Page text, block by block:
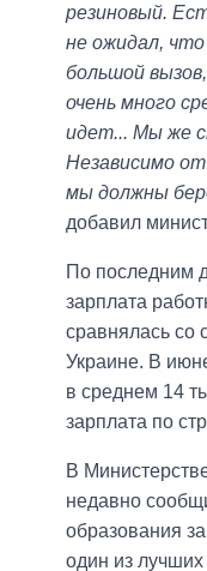
резиновый.
не ожидал,
большой
очень много
идет... Мы же
Независимо
мы должны
добавил
По последним
зарплата
сравнялась со
Украине. В
в среднем 14
зарплата по
В
недавно
образования
один из